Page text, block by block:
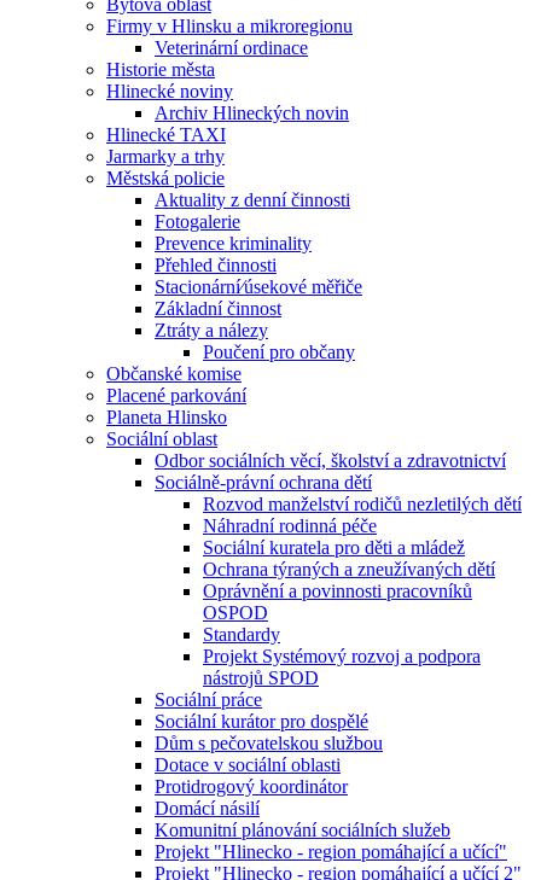
Bytová oblast
Firmy v Hlinsku a mikroregionu
Veterinární ordinace
Historie města
Hlinecké noviny
Archiv Hlineckých novin
Hlinecké TAXI
Jarmarky a trhy
Městská policie
Aktuality z denní činnosti
Fotogalerie
Prevence kriminality
Přehled činnosti
Stacionární⁄úsekové měřiče
Základní činnost
Ztráty a nálezy
Poučení pro občany
Občanské komise
Placené parkování
Planeta Hlinsko
Sociální oblast
Odbor sociálních věcí, školství a zdravotnictví
Sociálně-právní ochrana dětí
Rozvod manželství rodičů nezletilých dětí
Náhradní rodinná péče
Sociální kuratela pro děti a mládež
Ochrana týraných a zneužívaných dětí
Oprávnění a povinnosti pracovníků
OSPOD
Standardy
Projekt Systémový rozvoj a podpora
nástrojů SPOD
Sociální práce
Sociální kurátor pro dospělé
Dům s pečovatelskou službou
Dotace v sociální oblasti
Protidrogový koordinátor
Domácí násilí
Komunitní plánování sociálních služeb
Projekt "Hlinecko - region pomáhající a učící"
Projekt "Hlinecko - region pomáhající a učící 2"